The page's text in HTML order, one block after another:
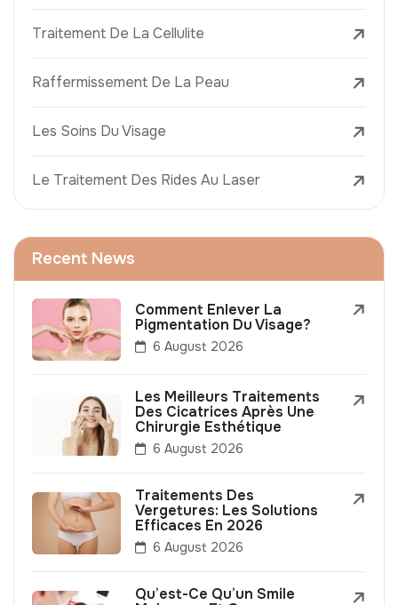
Traitement De La Cellulite
Raffermissement De La Peau
Les Soins Du Visage
Le Traitement Des Rides Au Laser
Recent News
Comment Enlever La
Pigmentation Du Visage?
6 August 2026
Les Meilleurs Traitements
Des Cicatrices Après Une
Chirurgie Esthétique
6 August 2026
Traitements Des
Vergetures: Les Solutions
Efficaces En 2026
6 August 2026
Qu’est-Ce Qu’un Smile